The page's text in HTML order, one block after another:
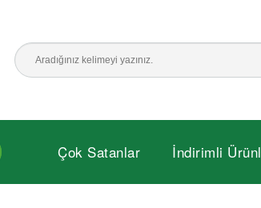
Çok Satanlar İndirimli